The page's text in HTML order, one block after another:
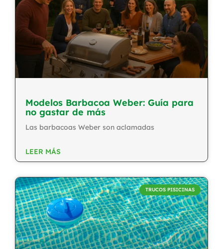
Modelos Barbacoa Weber: Guía para
no gastar de más
Las barbacoas Weber son aclamadas
LEER MÁS
TRUCOS PISICINAS